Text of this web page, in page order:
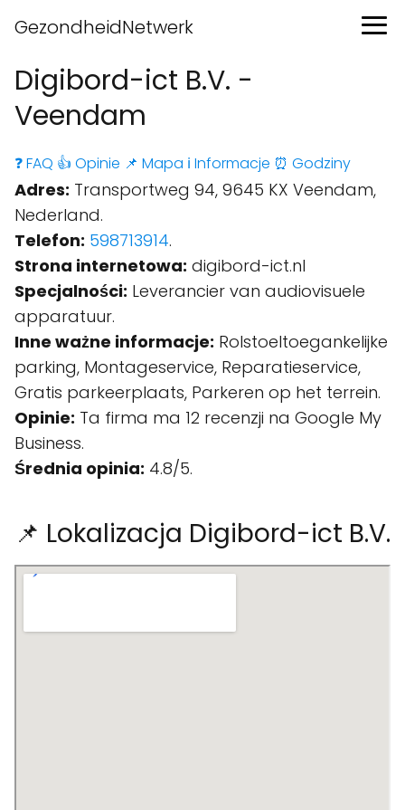
GezondheidNetwerk
Digibord-ict B.V. -
Veendam
❓ FAQ 👍 Opinie 📌 Mapa ℹ️ Informacje ⏰ Godziny
Adres: Transportweg 94, 9645 KX Veendam,
Nederland.
Telefon: 598713914.
Strona internetowa: digibord-ict.nl
Specjalności: Leverancier van audiovisuele
apparatuur.
Inne ważne informacje: Rolstoeltoegankelijke
parking, Montageservice, Reparatieservice,
Gratis parkeerplaats, Parkeren op het terrein.
Opinie: Ta firma ma 12 recenzji na Google My
Business.
Średnia opinia: 4.8/5.
📌 Lokalizacja Digibord-ict B.V.